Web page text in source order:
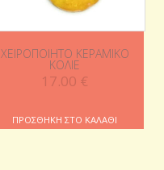
ΧΕΙΡΟΠΟΊΗΤΟ ΚΕΡΑΜΙΚΌ
ΚΟΛΙΈ
17.00 €
ΠΡΟΣΘΉΚΗ ΣΤΟ ΚΑΛΆΘΙ